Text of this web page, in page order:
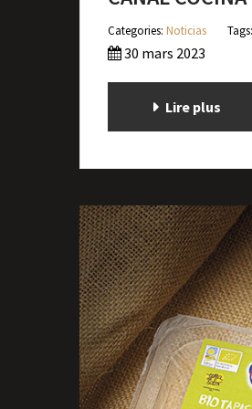
Categories: Noticias Tags:
30 mars 2023
Lire plus